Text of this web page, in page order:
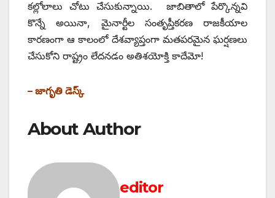
కల్లోలాలు చోటు చేసుకున్నాయి. జాబితాలో పేర్కొన్నవి
కొన్నే అయినా, మైనార్టీల సంతృప్తీకరణ రాజకీయాల
కారణంగా ఆ కాలంలో దేశవ్యాప్తంగా మతపరమైన ఘర్షణలు
చేసుకోని రాష్ట్రం లేదనడం అతిశయోక్తి కాదేమో!
– జాగృతి డెస్క్
About Author
editor